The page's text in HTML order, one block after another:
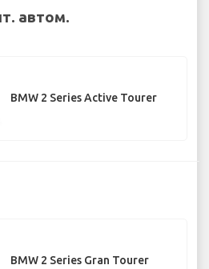
автом.
BMW 2 Series Active Tourer
BMW 2 Series Gran Tourer